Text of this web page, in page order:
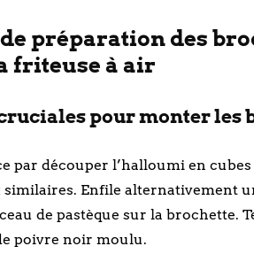
préparation des
friteuse à air
pour monter les
par découper l’halloumi en
Enfile alternativement
de pastèque sur la brochette.
poivre noir moulu.